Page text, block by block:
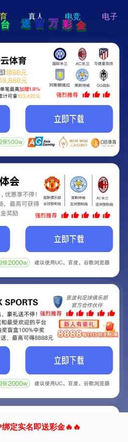
Guys!
上线啦...
站正在建设.
常棒的网站.
联系我们!